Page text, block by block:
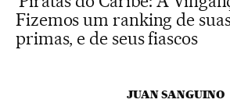
Fizemos um ranking de
primas, e de seus fiascos
JUAN SANGUINO